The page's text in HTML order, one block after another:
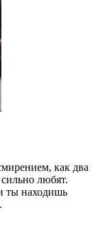
как два
любят.
ты находишь